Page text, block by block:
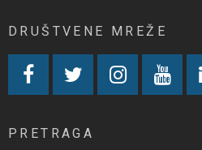
DRUŠTVENE MREŽE
PRETRAGA